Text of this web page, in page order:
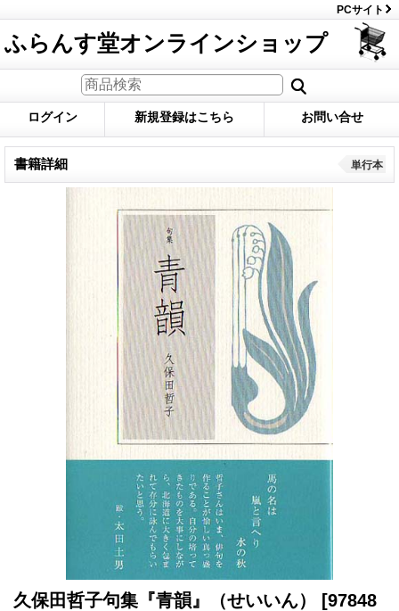
PCサイト
ふらんす堂オンラインショップ
ログイン 新規登録はこちら お問い合せ
書籍詳細 単行本
久保田哲子句集『青韻』（せいいん）
[97848